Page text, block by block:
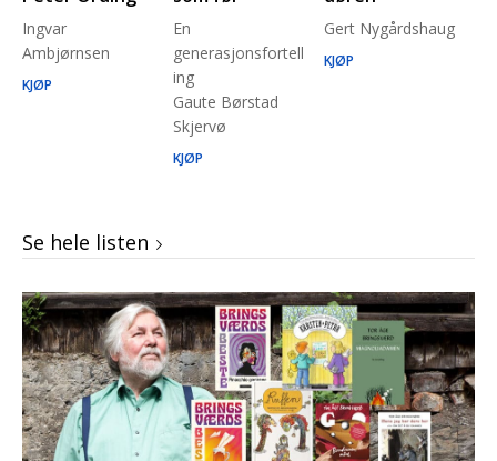
Ingvar
Ambjørnsen
KJØP
En
generasjonsfortell
ing
Gaute Børstad
Skjervø
KJØP
Gert Nygårdshaug
KJØP
Se hele listen